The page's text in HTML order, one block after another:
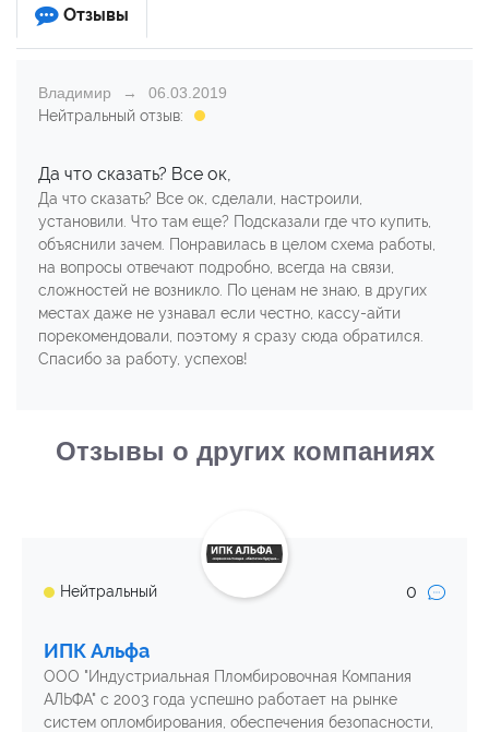
Отзывы
Владимир
06.03.2019
Нейтральный отзыв:
Да что сказать? Все ок,
Да что сказать? Все ок, сделали, настроили,
установили. Что там еще? Подсказали где что купить,
объяснили зачем. Понравилась в целом схема работы,
на вопросы отвечают подробно, всегда на связи,
сложностей не возникло. По ценам не знаю, в других
местах даже не узнавал если честно, кассу-айти
порекомендовали, поэтому я сразу сюда обратился.
Спасибо за работу, успехов!
Отзывы о других компаниях
Нейтральный 0
ИПК Альфа
ООО "Индустриальная Пломбировочная Компания
АЛЬФА" с 2003 года успешно работает на рынке
систем опломбирования, обеспечения безопасности,